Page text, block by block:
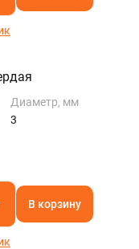
Диаметр, мм
3
В корзину